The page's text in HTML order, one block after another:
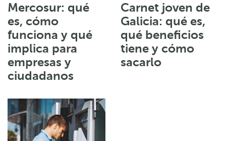
Mercosur: qué
es, cómo
funciona y qué
implica para
empresas y
ciudadanos
Carnet joven de
Galicia: qué es,
qué beneficios
tiene y cómo
sacarlo